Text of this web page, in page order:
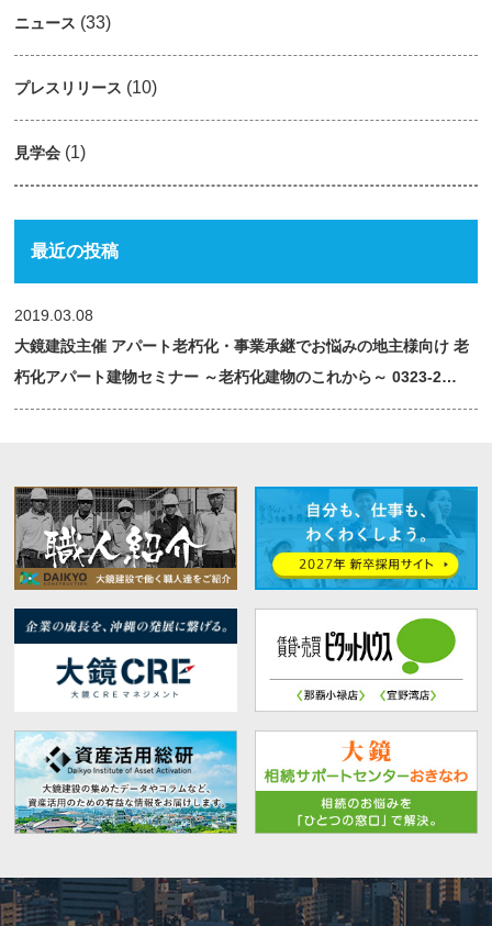
ニュース (33)
プレスリリース (10)
見学会 (1)
最近の投稿
2019.03.08
大鏡建設主催 アパート老朽化・事業承継でお悩みの地主様向け 老
朽化アパート建物セミナー ～老朽化建物のこれから～ 0323-2…